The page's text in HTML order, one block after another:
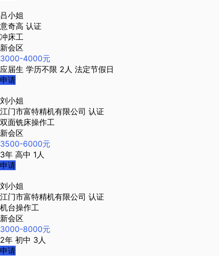
吕小姐
意奇高 认证
冲床工
新会区
3000-4000元
应届生 学历不限 2人 法定节假日
申请
刘小姐
江门市富特精机有限公司 认证
双面铣床操作工
新会区
3500-6000元
3年 高中 1人
申请
刘小姐
江门市富特精机有限公司 认证
机台操作工
新会区
3000-8000元
2年 初中 3人
申请